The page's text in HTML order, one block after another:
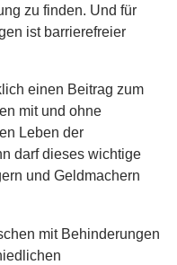
zu finden. Und für
ist barrierefreier
einen Beitrag zum
mit und ohne
Leben der
darf dieses wichtige
und Geldmachern
mit Behinderungen